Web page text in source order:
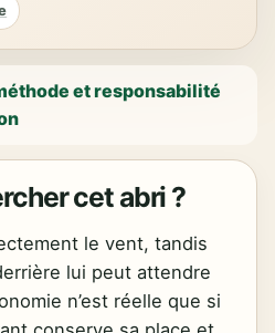
et responsabilité
cet abri ?
le vent, tandis
lui peut attendre
n’est réelle que si